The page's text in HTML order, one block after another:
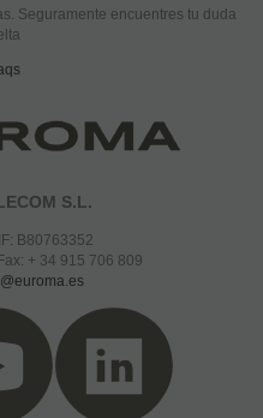
Seguramente encuentres tu duda
S.L.
B80763352
+ 34 915 706 809